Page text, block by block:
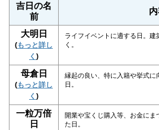
吉日の名
前
大明日
(もっと詳し
く )
ライフイベントに適する日。
く。
母倉日
(もっと詳し
く )
縁起の良い、特に入籍や挙式に
日。
一粒万倍
日
開業や宝くじ購入等、お金に
た日。